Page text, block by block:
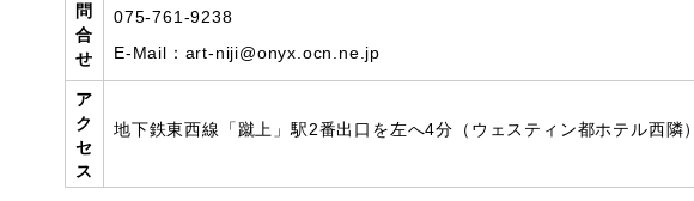
問
合
せ
075-761-9238
E-Mail：art-niji@onyx.ocn.ne.jp
ア
ク
セ
ス
地下鉄東西線「蹴上」駅2番出口を左へ4分（ウェスティン都ホテル西隣）